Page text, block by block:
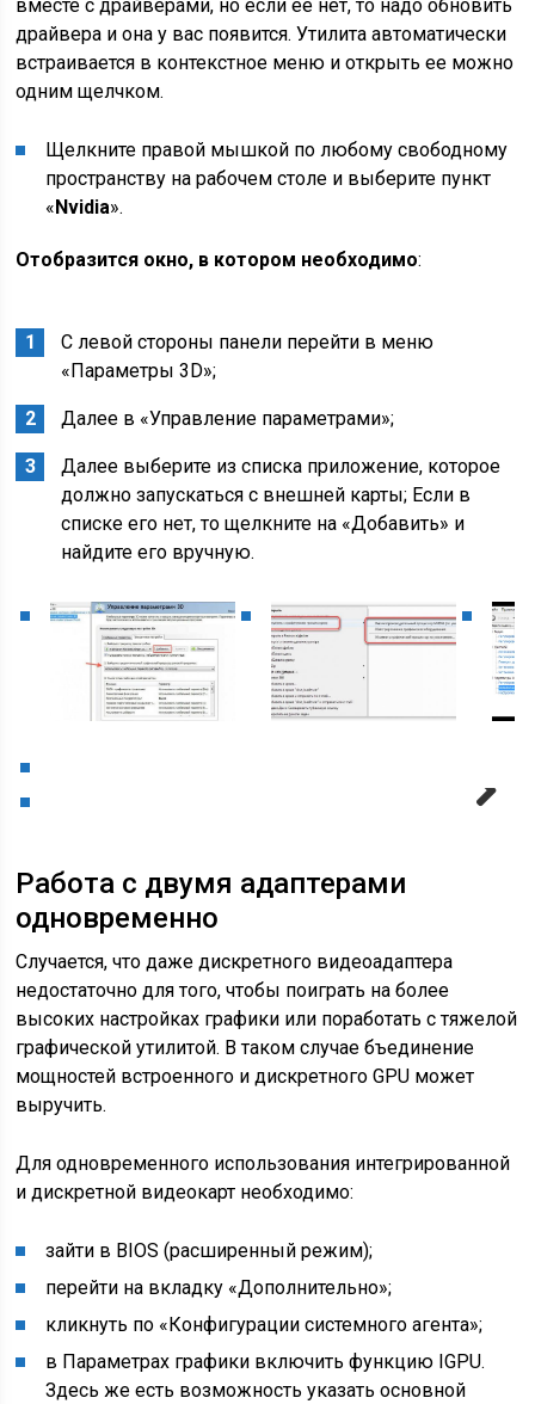
вместе с драйверами, но если ее нет, то надо обновить
драйвера и она у вас появится. Утилита автоматически
встраивается в контекстное меню и открыть ее можно
одним щелчком.
Щелкните правой мышкой по любому свободному
пространству на рабочем столе и выберите пункт
«Nvidia».
Отобразится окно, в котором необходимо:
С левой стороны панели перейти в меню
«Параметры 3D»;
Далее в «Управление параметрами»;
Далее выберите из списка приложение, которое
должно запускаться с внешней карты; Если в
списке его нет, то щелкните на «Добавить» и
найдите его вручную.
Работа с двумя адаптерами
одновременно
Случается, что даже дискретного видеоадаптера
недостаточно для того, чтобы поиграть на более
высоких настройках графики или поработать с тяжелой
графической утилитой. В таком случае бъединение
мощностей встроенного и дискретного GPU может
выручить.
Для одновременного использования интегрированной
и дискретной видеокарт необходимо:
зайти в BIOS (расширенный режим);
перейти на вкладку «Дополнительно»;
кликнуть по «Конфигурации системного агента»;
в Параметрах графики включить функцию IGPU.
Здесь же есть возможность указать основной